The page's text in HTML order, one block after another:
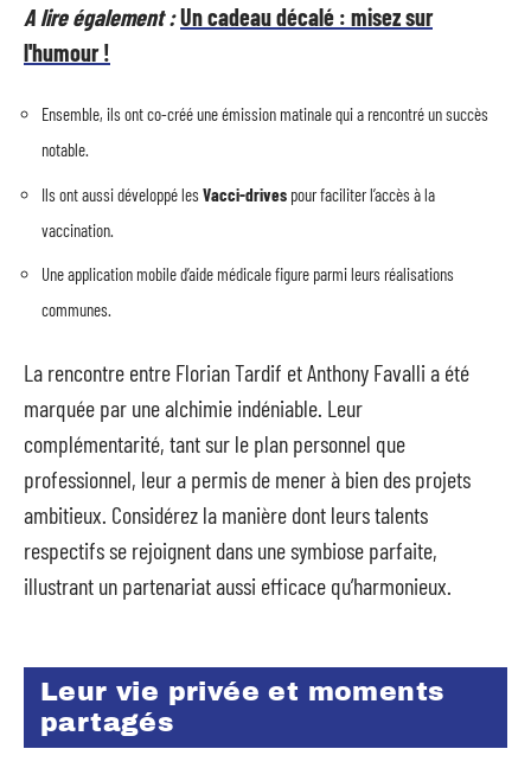
A lire également :Un cadeau décalé : misez sur
l'humour !
Ensemble, ils ont co-créé une émission matinale qui a rencontré un succès
notable.
Ils ont aussi développé les Vacci-drives pour faciliter l’accès à la
vaccination.
Une application mobile d’aide médicale figure parmi leurs réalisations
communes.
La rencontre entre Florian Tardif et Anthony Favalli a été
marquée par une alchimie indéniable. Leur
complémentarité, tant sur le plan personnel que
professionnel, leur a permis de mener à bien des projets
ambitieux. Considérez la manière dont leurs talents
respectifs se rejoignent dans une symbiose parfaite,
illustrant un partenariat aussi efficace qu’harmonieux.
Leur vie privée et moments
partagés